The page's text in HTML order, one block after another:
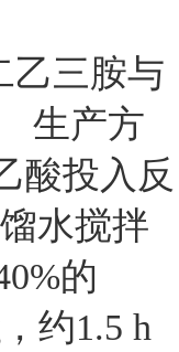
乙三胺与
生产方
酸投入反
水搅拌
的
约1.5 h